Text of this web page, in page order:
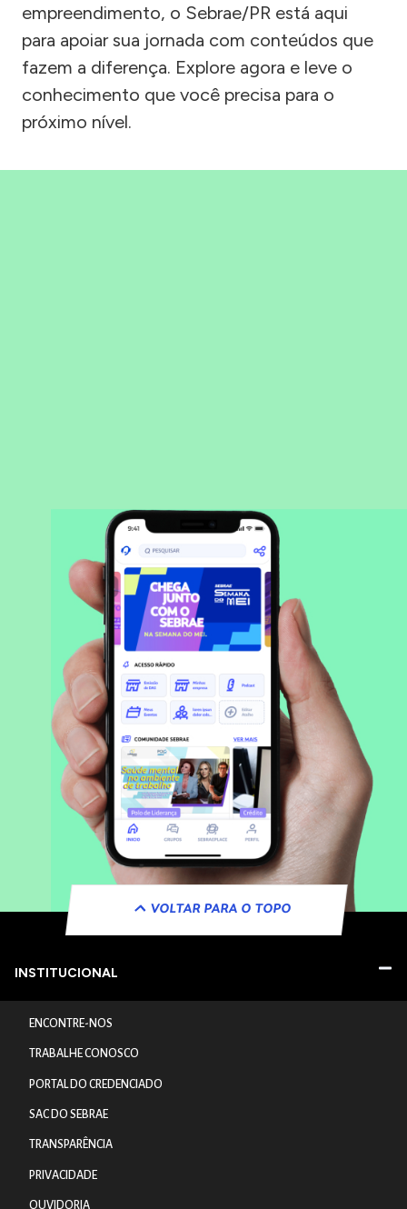
empreendimento, o Sebrae/PR está aqui
para apoiar sua jornada com conteúdos que
fazem a diferença. Explore agora e leve o
conhecimento que você precisa para o
próximo nível.
VOLTAR PARA O TOPO
INSTITUCIONAL
ENCONTRE-NOS
TRABALHE CONOSCO
PORTAL DO CREDENCIADO
SAC DO SEBRAE
TRANSPARÊNCIA
PRIVACIDADE
OUVIDORIA